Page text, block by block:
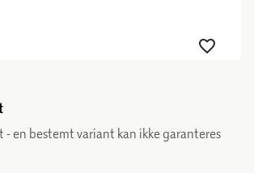
- en bestemt variant kan ikke garanteres